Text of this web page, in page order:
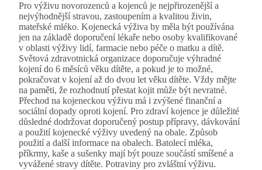
Pro výživu novorozenců a kojenců je nejpřirozenější a
nejvýhodnější stravou, zastoupením a kvalitou živin,
mateřské mléko. Kojenecká výživa by měla být používána
jen na základě doporučení lékaře nebo osoby kvalifikované
v oblasti výživy lidí, farmacie nebo péče o matku a dítě.
Světová zdravotnická organizace doporučuje výhradné
kojení do 6 měsíců věku dítěte, a pokud je to možné,
pokračovat v kojení až do dvou let věku dítěte. Vždy mějte
na paměti, že rozhodnutí přestat kojit může být nevratné.
Přechod na kojeneckou výživu má i zvýšené finanční a
sociální dopady oproti kojení. Pro zdraví kojence je důležité
důsledné dodržovat doporučený postup přípravy, dávkování
a použití kojenecké výživy uvedený na obale. Způsob
použití a další informace na obalech. Batolecí mléka,
příkrmy, kaše a sušenky mají být pouze součástí smíšené a
vyvážené stravy dítěte. Potraviny pro zvláštní výživu.